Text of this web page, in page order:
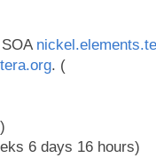
. (
6 days 16 hours)